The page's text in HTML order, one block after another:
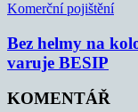
Komerční pojištění
Bez helmy na
varuje BESIP
KOMENTÁŘ